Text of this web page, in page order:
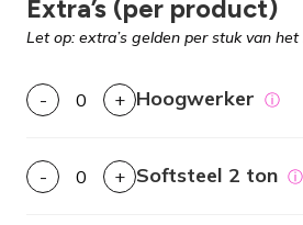
Extra’s (per product)
Let op: extra’s gelden per stuk van
- + Hoogwerker ⓘ
- + Softsteel 2 ton ⓘ